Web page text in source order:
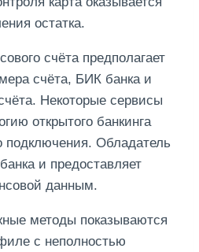
остатка.
счёта предполагает
счёта, БИК банка и
Некоторые сервисы
открытого банкинга
подключения. Обладатель
и предоставляет
данным.
методы показываются
с неполностью